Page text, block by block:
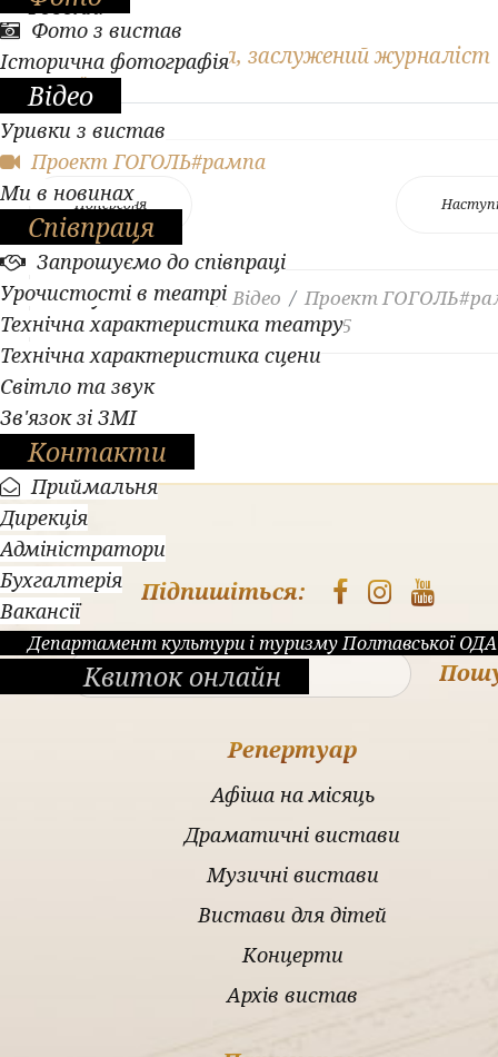
Фото з вистав
Історична фотографія
Відео
Уривки з вистав
Проект ГОГОЛЬ#рампа
Ми в новинах
Співпраця
Запрошуємо до співпраці
Урочистості в театрі
Технічна характеристика театру
Технічна характеристика сцени
Світло та звук
Зв'язок зі ЗМІ
Контакти
Приймальня
Дирекція
Адміністратори
Бухгалтерія
Вакансії
Департамент культури і туризму Полтавської ОДА
Квиток онлайн
Гоголя.
Автор: Н. Святцева, заслужений журналіст
України
Попередня
Ви тут: Головна Відео
Проект
Легендарні образи. Випуск 265
Підпишіться:
Репертуар
Афіша на місяць
Драматичні вистави
Музичні вистави
Вистави для дітей
Концерти
Архів вистав